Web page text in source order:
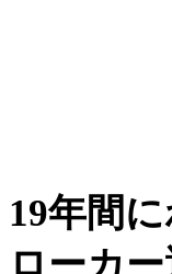
19年間
ローカ